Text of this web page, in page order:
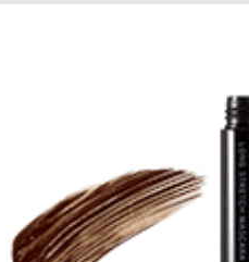
アテニアの「